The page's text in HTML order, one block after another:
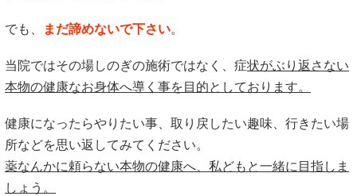
でも、 まだ諦めないで下さい。
当院ではその場しのぎの施術ではなく、症状がぶり返さない
本物の健康なお身体へ導く事を目的としております。
健康になったらやりたい事、取り戻したい趣味、行きたい場
所などを思い返してみてください。
薬なんかに頼らない本物の健康へ、私どもと一緒に目指しま
しょう。